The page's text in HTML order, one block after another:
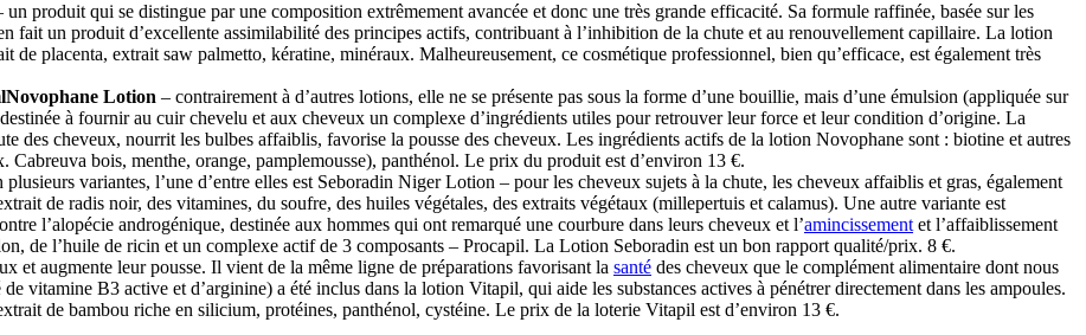
un produit qui se distingue par une composition extrêmement avancée et donc une très grande efficacité. Sa formule raffinée, basée sur les
fait un produit d’excellente assimilabilité des principes actifs, contribuant à l’inhibition de la chute et au renouvellement capillaire. La lotion
placenta, extrait saw palmetto, kératine, minéraux. Malheureusement, ce cosmétique professionnel, bien qu’efficace, est également très
Novophane Lotion – contrairement à d’autres lotions, elle ne se présente pas sous la forme d’une bouillie, mais d’une émulsion (appliquée sur
à fournir au cuir chevelu et aux cheveux un complexe d’ingrédients utiles pour retrouver leur force et leur condition d’origine. La
des cheveux, nourrit les bulbes affaiblis, favorise la pousse des cheveux. Les ingrédients actifs de la lotion Novophane sont : biotine et autres
bois, menthe, orange, pamplemousse), panthénol. Le prix du produit est d’environ 13 €.
plusieurs variantes, l’une d’entre elles est Seboradin Niger Lotion – pour les cheveux sujets à la chute, les cheveux affaiblis et gras, également
de radis noir, des vitamines, du soufre, des huiles végétales, des extraits végétaux (millepertuis et calamus). Une autre variante est
l’alopécie androgénique, destinée aux hommes qui ont remarqué une courbure dans leurs cheveux et l’amincissement et l’affaiblissement
de l’huile de ricin et un complexe actif de 3 composants – Procapil. La Lotion Seboradin est un bon rapport qualité/prix. 8 €.
et augmente leur pousse. Il vient de la même ligne de préparations favorisant la santé des cheveux que le complément alimentaire dont nous
vitamine B3 active et d’arginine) a été inclus dans la lotion Vitapil, qui aide les substances actives à pénétrer directement dans les ampoules.
de bambou riche en silicium, protéines, panthénol, cystéine. Le prix de la loterie Vitapil est d’environ 13 €.